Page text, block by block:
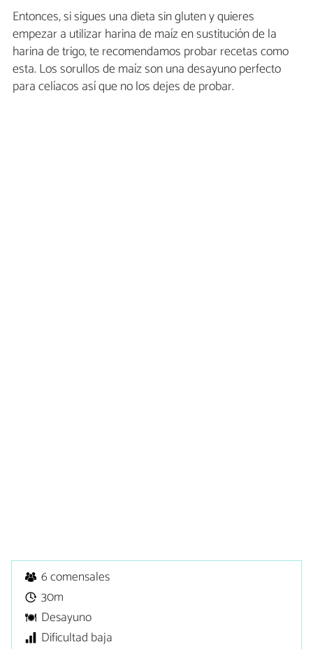
Entonces, si sigues una dieta sin gluten y quieres
empezar a utilizar harina de maíz en sustitución de la
harina de trigo, te recomendamos probar recetas como
esta. Los sorullos de maíz son una desayuno perfecto
para celíacos así que no los dejes de probar.
6 comensales
30m
Desayuno
Dificultad baja